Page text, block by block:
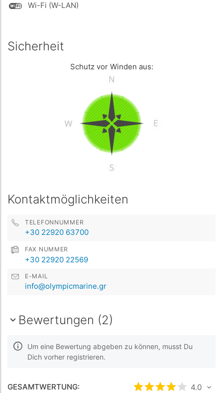
Wi-Fi (W-LAN)
Sicherheit
Schutz vor Winden aus:
Kontaktmöglichkeiten
TELEFONNUMMER
+30 22920 63700
FAX NUMMER
+30 22920 22569
E-MAIL
info@olympicmarine.gr
Bewertungen (2)
Um eine Bewertung abgeben zu können, musst Du
Dich vorher registrieren.
GESAMTWERTUNG: bewertet4 /5
4.0